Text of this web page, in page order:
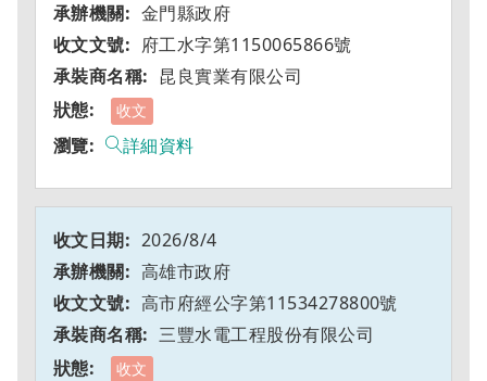
金門縣政府
府工水字第1150065866號
昆良實業有限公司
收文
詳細資料
2026/8/4
高雄市政府
高市府經公字第11534278800號
三豐水電工程股份有限公司
收文